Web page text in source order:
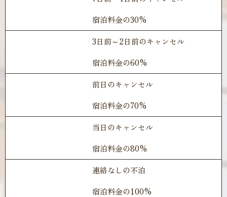
宿泊料金の30%
3日前～2日前のキャンセル
宿泊料金の60%
前日のキャンセル
宿泊料金の70%
当日のキャンセル
宿泊料金の80%
連絡なしの不泊
宿泊料金の100%